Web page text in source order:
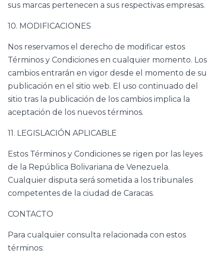
sus marcas pertenecen a sus respectivas empresas.
10. MODIFICACIONES
Nos reservamos el derecho de modificar estos
Términos y Condiciones en cualquier momento. Los
cambios entrarán en vigor desde el momento de su
publicación en el sitio web. El uso continuado del
sitio tras la publicación de los cambios implica la
aceptación de los nuevos términos.
11. LEGISLACIÓN APLICABLE
Estos Términos y Condiciones se rigen por las leyes
de la República Bolivariana de Venezuela.
Cualquier disputa será sometida a los tribunales
competentes de la ciudad de Caracas.
CONTACTO
Para cualquier consulta relacionada con estos
términos: